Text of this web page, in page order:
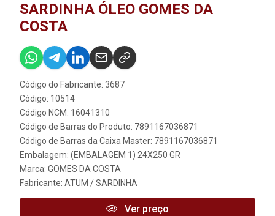
SARDINHA ÓLEO GOMES DA
COSTA
Código do Fabricante: 3687
Código: 10514
Código NCM: 16041310
Código de Barras do Produto: 7891167036871
Código de Barras da Caixa Master: 7891167036871
Embalagem: (EMBALAGEM 1) 24X250 GR
Marca: GOMES DA COSTA
Fabricante: ATUM / SARDINHA
Ver preço